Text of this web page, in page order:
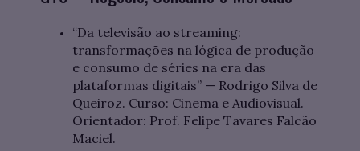
“Da televisão ao streaming:
transformações na lógica de produção
e consumo de séries na era das
plataformas digitais” — Rodrigo Silva de
Queiroz. Curso: Cinema e Audiovisual.
Orientador: Prof. Felipe Tavares Falcão
Maciel.